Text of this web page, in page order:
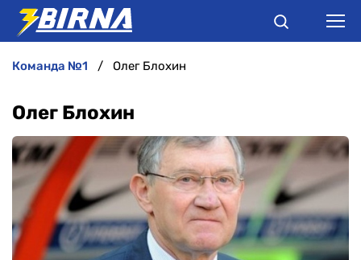
ІНТЕРВ'Ю
РІЗНЕ
команда №1 Олег Блохин
Олег Блохин